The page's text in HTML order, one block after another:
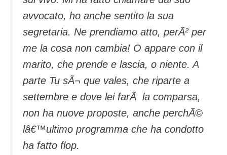
avvocato, ho anche sentito la sua
segretaria. Ne prendiamo atto, perÃ² per
me la cosa non cambia! O appare con il
marito, che prende e lascia, o niente. A
parte Tu sÃ¬ que vales, che riparte a
settembre e dove lei farÃ la comparsa,
non ha nuove proposte, anche perchÃ©
lâ€™ultimo programma che ha condotto
ha fatto flop.